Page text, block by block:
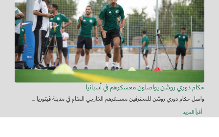
حكام دوري روشن يواصلون معسكرهم في أسبانيا
واصل حكام دوري روشن للمحترفين معسكرهم الخارجي المقام في مدينة فيتوريا ...
أقرأ المزيد